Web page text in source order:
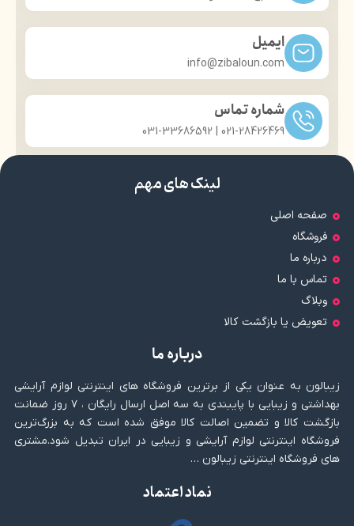
ایمیل
info@zibaloun.com
شماره تماس
021-28426469 | 031-33686592
لینک های مهم
صفحه اصلی
فروشگاه
درباره ما
تماس با ما
وبلاگ
تعویض یا بازگشت کالا
درباره ما
زیبالون به عنوان یکی از برترین فروشگاه های اینترنتی لوازم آرایشی
بهداشتی و زیبایی با پایبندی به سه اصل ارسال رایگان ، ۷ روز ضمانت
بازگشت کالا و تضمین اصالت کالا موفق شده است که به بزرگ‌ترین
فروشگاه اینترنتی لوازم آرایشی و زیبایی در ایران تبدیل شود.مشتری
های فروشگاه اینترنتی زیبالون …
نماد اعتماد